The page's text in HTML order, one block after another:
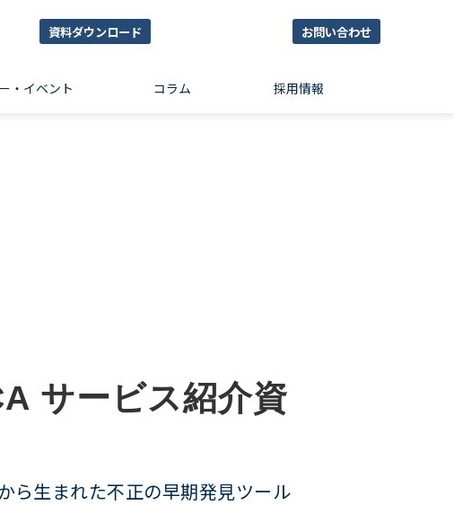
資料ダウンロード お問い合わせ
・イベント コラム 採用情報
サービス紹介資
ら生まれた不正の早期発見ツール